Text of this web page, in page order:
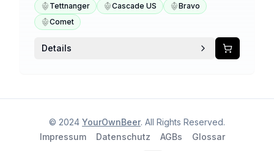
Tettnanger Cascade US
Bravo
Comet
Details
© 2024 YourOwnBeer. All Rights Reserved.
Impressum
Datenschutz AGBs Glossar